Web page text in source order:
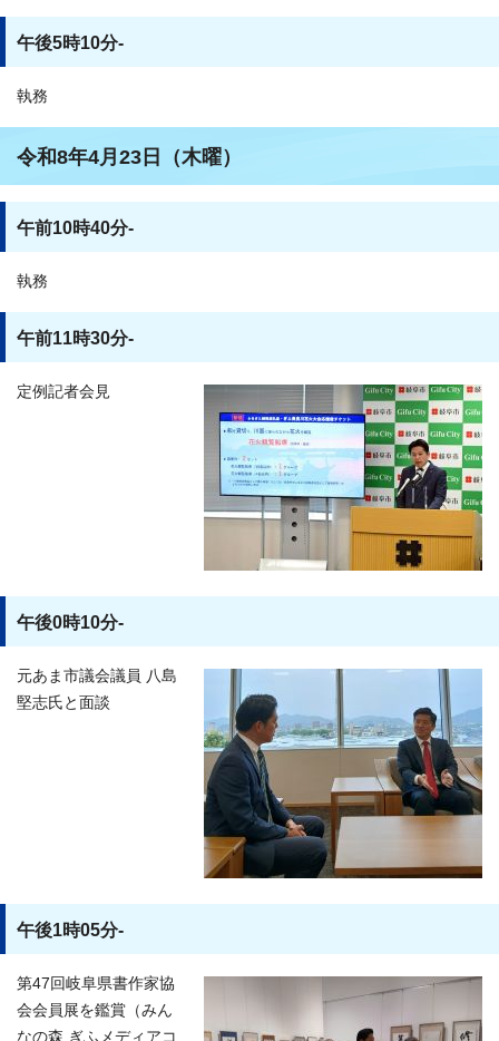
午後5時10分-
執務
令和8年4月23日（木曜）
午前10時40分-
執務
午前11時30分-
定例記者会見
午後0時10分-
元あま市議会議員 八島
堅志氏と面談
午後1時05分-
第47回岐阜県書作家協
会会員展を鑑賞（みん
なの森 ぎふメディアコ